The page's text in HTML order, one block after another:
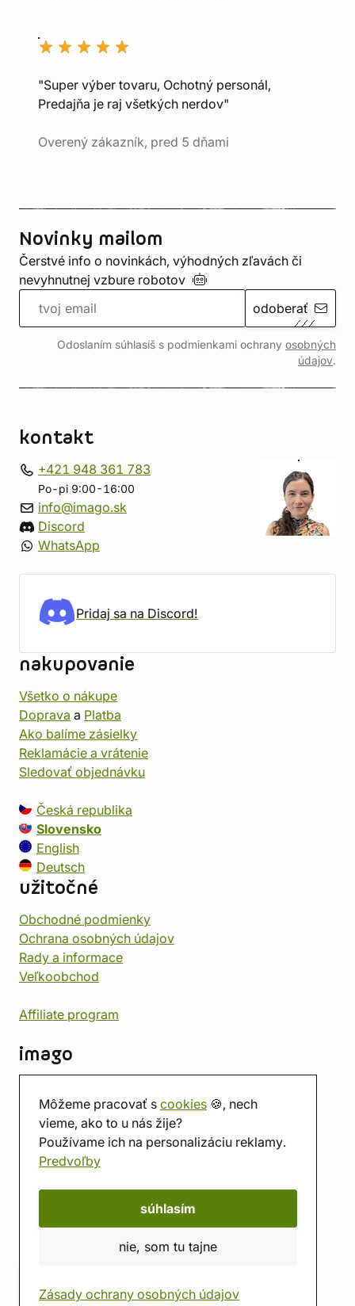
Môžeme pracovať s cookies 🍪, nech
vieme, ako to u nás žije?
Používame ich na personalizáciu reklamy.
Predvoľby
súhlasím
nie, som tu tajne
Zásady ochrany osobných údajov
"Super výber tovaru, Ochotný personál,
Predajňa je raj všetkých nerdov"
Overený zákazník, pred 5 dňami
Novinky mailom
Čerstvé info o novinkách, výhodných zľavách či
nevyhnutnej vzbure robotov
odoberať
Odoslaním súhlasíš s podmienkami ochrany osobných
údajov.
kontakt
+421 948 361 783
Po-pi 9:00-16:00
info@imago.sk
Discord
WhatsApp
Pridaj sa na Discord!
nakupovanie
Všetko o nákupe
Doprava a Platba
Ako balíme zásielky
Reklamácie a vrátenie
Sledovať objednávku
Česká republika
Slovensko
English
Deutsch
užitočné
Obchodné podmienky
Ochrana osobných údajov
Rady a informace
Veľkoobchod
Affiliate program
imago
Predajňa
Herňa
O nás
Hodnotenie obchodu